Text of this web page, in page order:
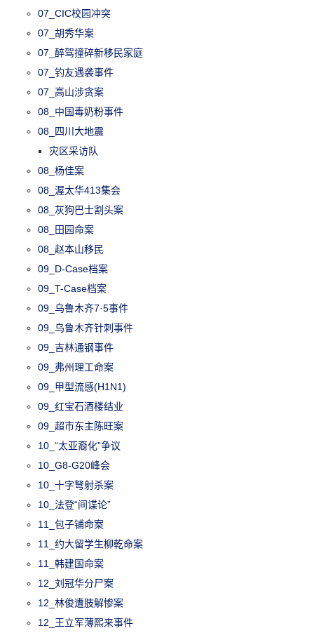
07_CIC校园冲突
07_胡秀华案
07_醉驾撞碎新移民家庭
07_钓友遇袭事件
07_高山涉贪案
08_中国毒奶粉事件
08_四川大地震
灾区采访队
08_杨佳案
08_渥太华413集会
08_灰狗巴士割头案
08_田园命案
08_赵本山移民
09_D-Case档案
09_T-Case档案
09_乌鲁木齐7·5事件
09_乌鲁木齐针刺事件
09_吉林通钢事件
09_弗州理工命案
09_甲型流感(H1N1)
09_红宝石酒楼结业
09_超市东主陈旺案
10_“太亚裔化”争议
10_G8-G20峰会
10_十字弩射杀案
10_法登“间谍论”
11_包子铺命案
11_约大留学生柳乾命案
11_韩建国命案
12_刘冠华分尸案
12_林俊遭肢解惨案
12_王立军薄熙来事件